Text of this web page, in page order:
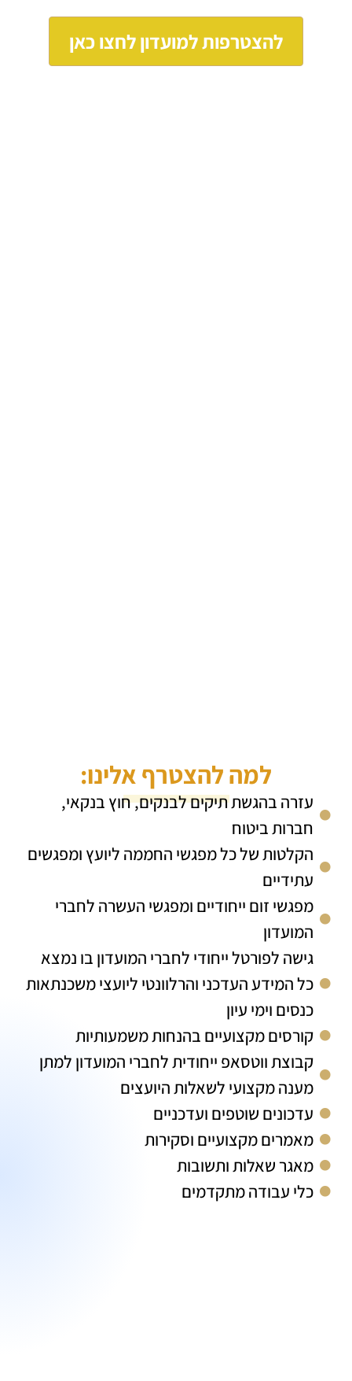
להצטרפות למועדון לחצו כאן
למה להצטרף אלינו:
עזרה בהגשת תיקים לבנקים, חוץ בנקאי,
חברות ביטוח
הקלטות של כל מפגשי החממה ליועץ ומפגשים
עתידיים
מפגשי זום ייחודיים ומפגשי העשרה לחברי
המועדון
גישה לפורטל ייחודי לחברי המועדון בו נמצא
כל המידע העדכני והרלוונטי ליועצי משכנתאות
כנסים וימי עיון
קורסים מקצועיים בהנחות משמעותיות
קבוצת ווטסאפ ייחודית לחברי המועדון למתן
מענה מקצועי לשאלות היועצים
עדכונים שוטפים ועדכניים
מאמרים מקצועיים וסקירות
מאגר שאלות ותשובות
כלי עבודה מתקדמים